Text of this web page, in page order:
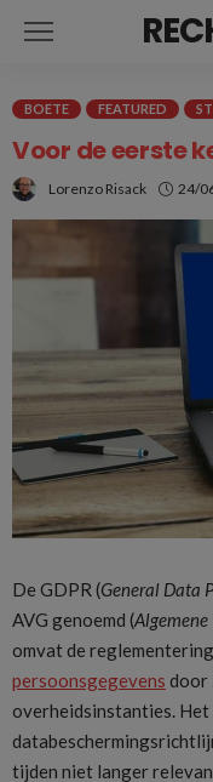
BOETE FEATURED
Voor de eerste
Lorenzo Risack 24/
De GDPR (General Data
AVG genoemd (Algemene
omvat de
persoonsgegevens door
overheidsinstanties. Het
tijden niet langer